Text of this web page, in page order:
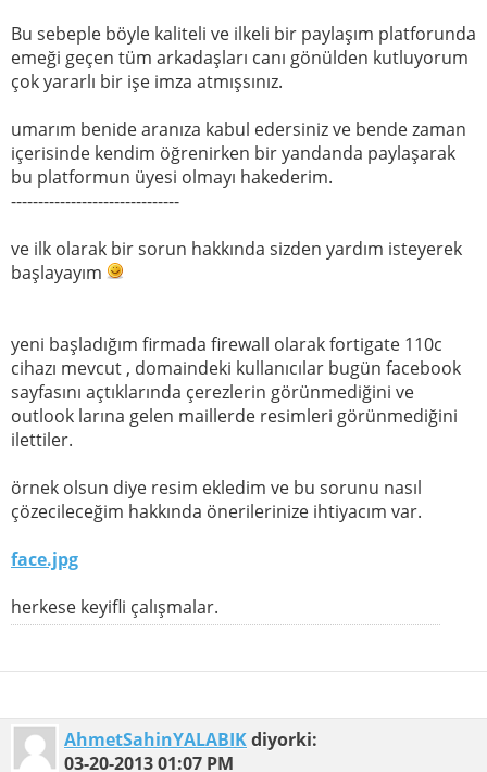
Bu sebeple böyle kaliteli ve ilkeli bir paylaşım platforunda
emeği geçen tüm arkadaşları canı gönülden kutluyorum
çok yararlı bir işe imza atmışsınız.
umarım benide aranıza kabul edersiniz ve bende zaman
içerisinde kendim öğrenirken bir yandanda paylaşarak
bu platformun üyesi olmayı hakederim.
-------------------------------
ve ilk olarak bir sorun hakkında sizden yardım isteyerek
başlayayım
yeni başladığım firmada firewall olarak fortigate 110c
cihazı mevcut , domaindeki kullanıcılar bugün facebook
sayfasını açtıklarında çerezlerin görünmediğini ve
outlook larına gelen maillerde resimleri görünmediğini
ilettiler.
örnek olsun diye resim ekledim ve bu sorunu nasıl
çözecileceğim hakkında önerilerinize ihtiyacım var.
face.jpg
herkese keyifli çalışmalar.
AhmetSahinYALABIKdiyorki:
03-20-201301:07 PM